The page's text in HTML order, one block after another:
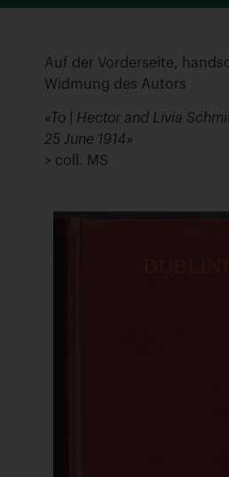
Auf der Vorderseite,
Widmung des Autors
«To | Hector and Livia
25 June 1914»
> coll. MS